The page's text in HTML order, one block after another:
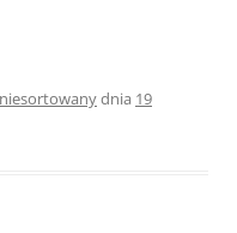
niesortowanydnia 19